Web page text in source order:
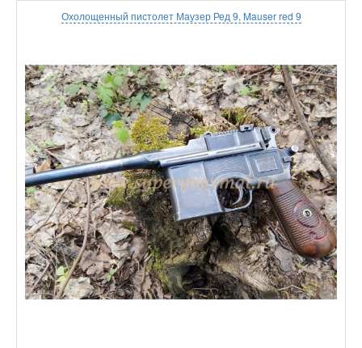
Охолощенный пистолет Маузер Ред 9, Mauser red 9